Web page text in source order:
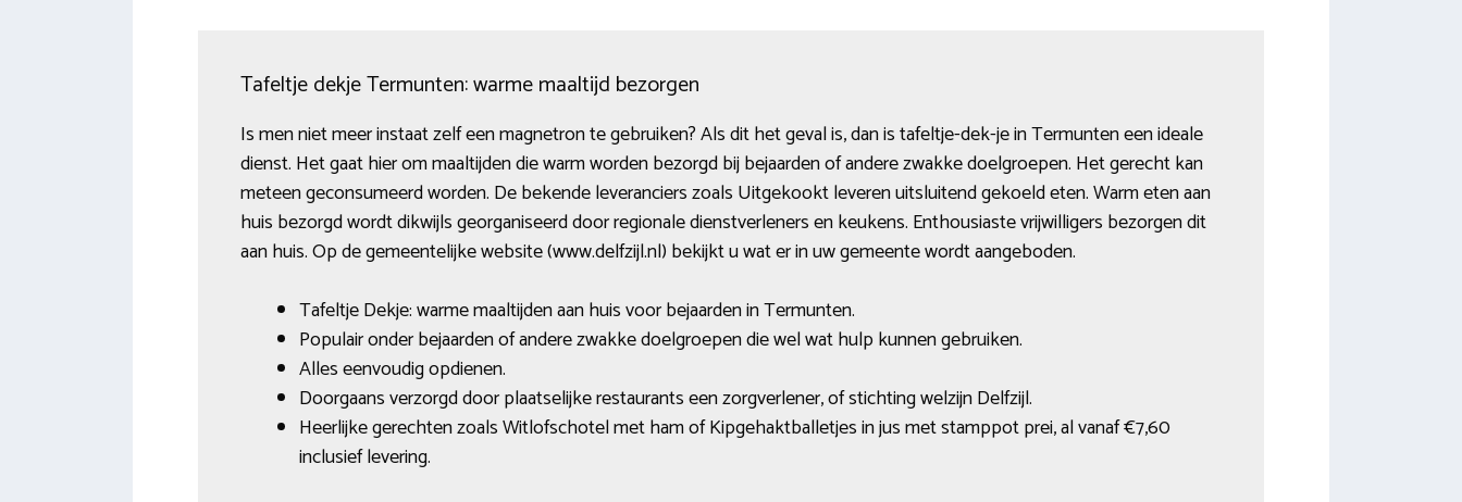
Tafeltje dekje Termunten: warme maaltijd bezorgen
Is men niet meer instaat zelf een magnetron te gebruiken? Als dit het geval is, dan is tafeltje-dek-je in Termunten een ideale
dienst. Het gaat hier om maaltijden die warm worden bezorgd bij bejaarden of andere zwakke doelgroepen. Het gerecht kan
meteen geconsumeerd worden. De bekende leveranciers zoals Uitgekookt leveren uitsluitend gekoeld eten. Warm eten aan
huis bezorgd wordt dikwijls georganiseerd door regionale dienstverleners en keukens. Enthousiaste vrijwilligers bezorgen dit
aan huis. Op de gemeentelijke website (www.delfzijl.nl) bekijkt u wat er in uw gemeente wordt aangeboden.
Tafeltje Dekje: warme maaltijden aan huis voor bejaarden in Termunten.
Populair onder bejaarden of andere zwakke doelgroepen die wel wat hulp kunnen gebruiken.
Alles eenvoudig opdienen.
Doorgaans verzorgd door plaatselijke restaurants een zorgverlener, of stichting welzijn Delfzijl.
Heerlijke gerechten zoals Witlofschotel met ham of Kipgehaktballetjes in jus met stamppot prei, al vanaf €7,60
inclusief levering.